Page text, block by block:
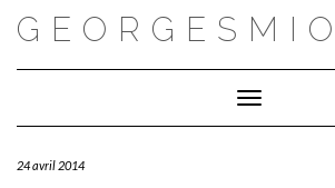
Toggle
24 avril 2014